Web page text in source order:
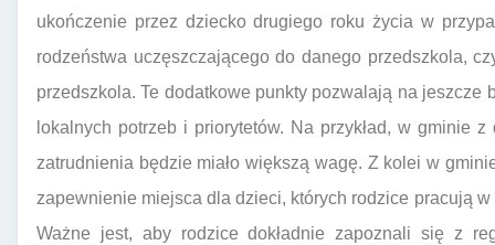
ukończenie przez dziecko drugiego roku życia w
rodzeństwa uczęszczającego do danego przedszkola,
przedszkola. Te dodatkowe punkty pozwalają na
lokalnych potrzeb i priorytetów. Na przykład, w gminie
zatrudnienia będzie miało większą wagę. Z kolei w
zapewnienie miejsca dla dzieci, których rodzice pracują
Ważne jest, aby rodzice dokładnie zapoznali się z